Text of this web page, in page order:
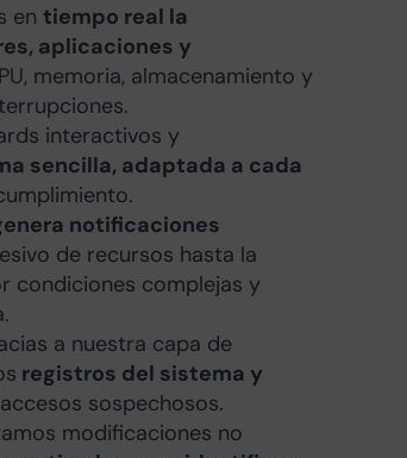
entiempo real la
aplicaciones y
memoria, almacenamiento y
interactivos y
sencilla, adaptada a cada
notificaciones
de recursos hasta la
condiciones complejas y
a nuestra capa de
registros del sistema y
sospechosos.
modificaciones no